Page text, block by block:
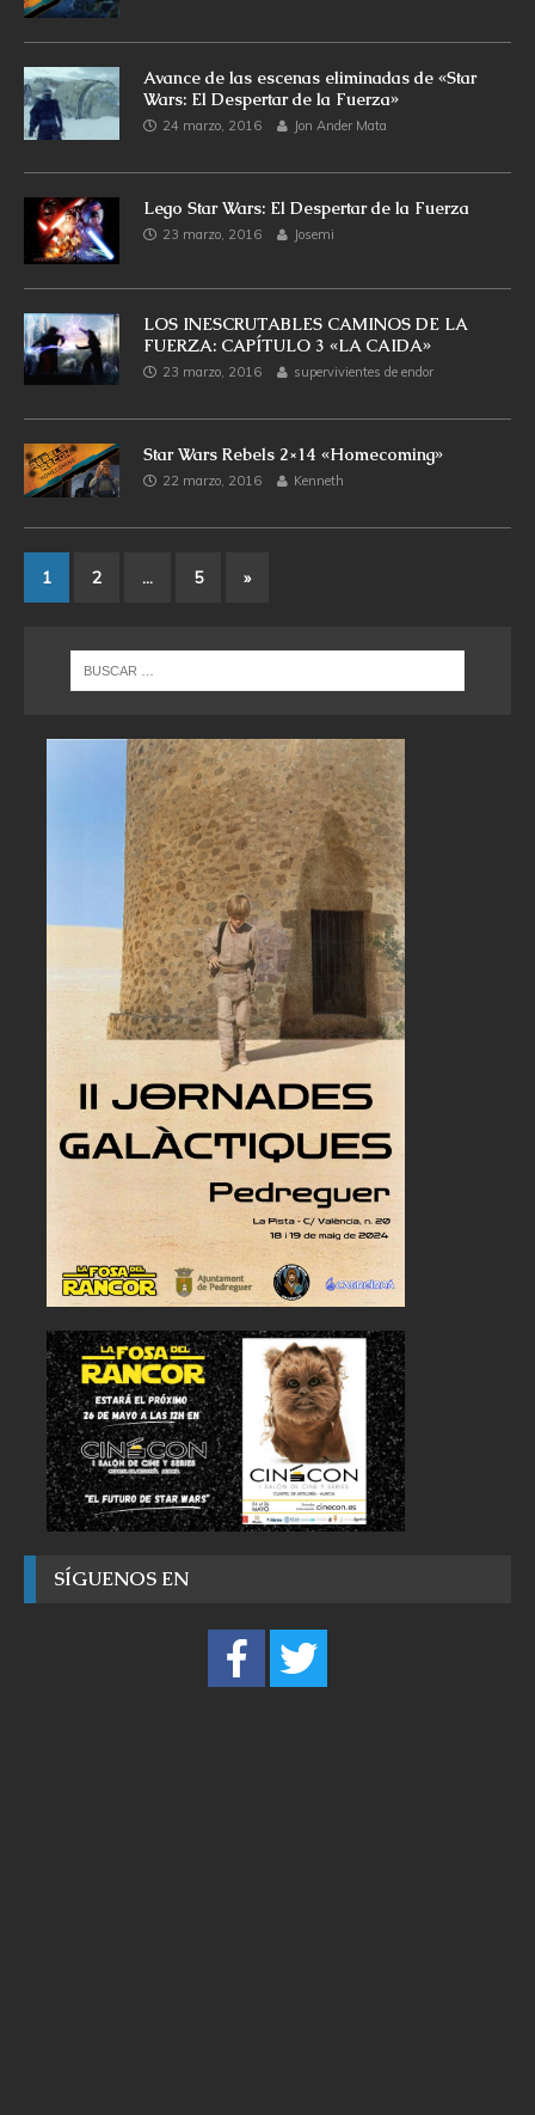
Avance de las escenas eliminadas de «Star
Wars: El Despertar de la Fuerza»
24 marzo, 2016 Jon Ander Mata
Lego Star Wars: El Despertar de la Fuerza
23 marzo, 2016 Josemi
LOS INESCRUTABLES CAMINOS DE LA
FUERZA: CAPÍTULO 3 «LA CAIDA»
23 marzo, 2016 supervivientes de endor
Star Wars Rebels 2×14 «Homecoming»
22 marzo, 2016 Kenneth
1 2 … 5 »
SÍGUENOS EN